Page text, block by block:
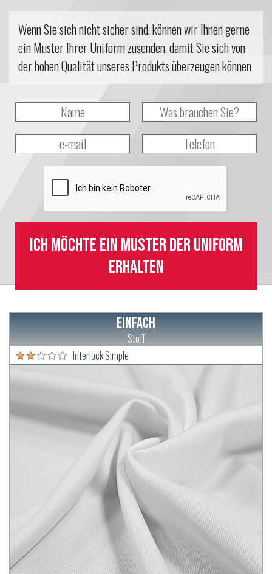
Wenn Sie sich nicht sicher sind, können wir Ihnen gerne
ein Muster Ihrer Uniform zusenden, damit Sie sich von
der hohen Qualität unseres Produkts überzeugen können
Ich möchte ein Muster der Uniform
erhalten
Einfach
Stoff
Interlock Simple